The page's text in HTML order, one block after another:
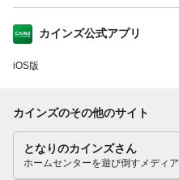
カインズ公式アプリ
iOS版
カインズのその他のサイト
となりのカインズさん
ホームセンターを遊び倒すメディア